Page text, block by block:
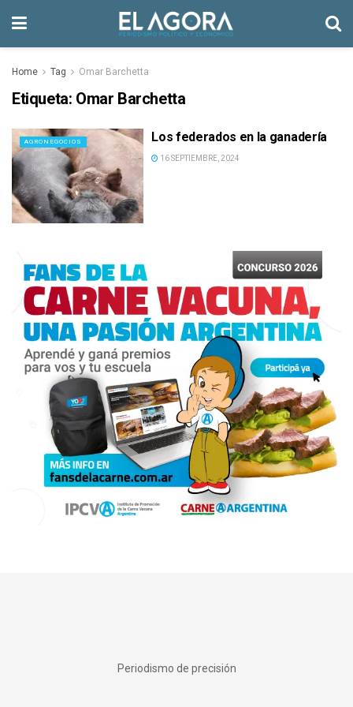
Home Tag Omar Barchetta
Etiqueta: Omar Barchetta
AGRONEGOCIOS Los federados en la ganadería
16 SEPTIEMBRE, 2024
Periodismo de precisión